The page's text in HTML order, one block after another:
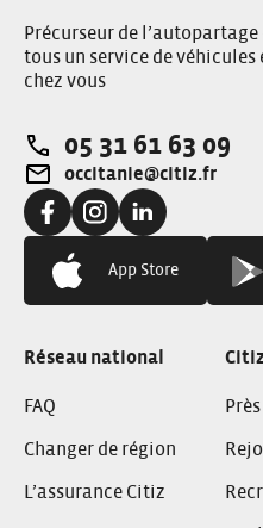
Précurseur de
tous un service de
chez vous
Téléphone:
05 31 61 63 09
Adresse e-mail:
occitanie@citiz.fr
Facebook:Instagram:LinkedIn:
App Store
Réseau national
FAQ
Changer de région
L’assurance Citiz